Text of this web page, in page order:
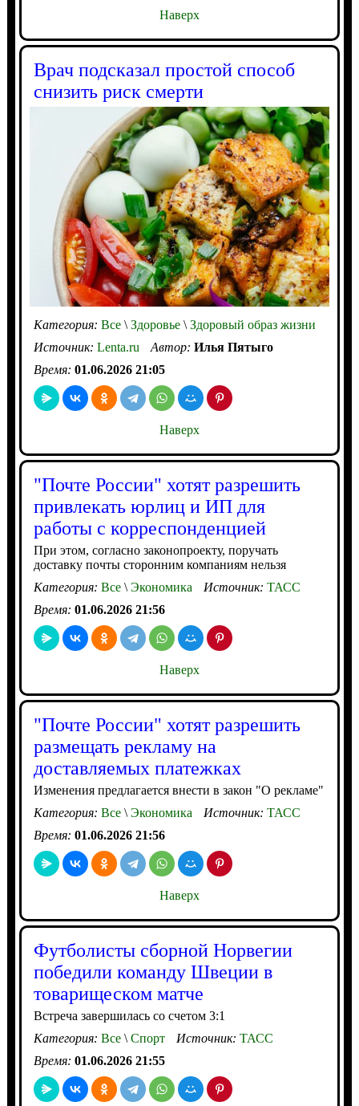
Наверх
Врач подсказал простой способ
снизить риск смерти
Категория: Все\Здоровье\Здоровый образ жизни
Источник: Lenta.ru Автор: Илья Пятыго
Время: 01.06.2026 21:05
Наверх
"Почте России" хотят разрешить
привлекать юрлиц и ИП для
работы с корреспонденцией
При этом, согласно законопроекту, поручать
доставку почты сторонним компаниям нельзя
Категория: Все\Экономика Источник: ТАСС
Время: 01.06.2026 21:56
Наверх
"Почте России" хотят разрешить
размещать рекламу на
доставляемых платежках
Изменения предлагается внести в закон "О рекламе"
Категория: Все\Экономика Источник: ТАСС
Время: 01.06.2026 21:56
Наверх
Футболисты сборной Норвегии
победили команду Швеции в
товарищеском матче
Встреча завершилась со счетом 3:1
Категория: Все\Спорт Источник: ТАСС
Время: 01.06.2026 21:55